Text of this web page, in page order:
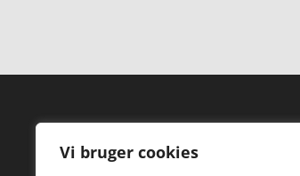
Vi bruger cookies
Forside